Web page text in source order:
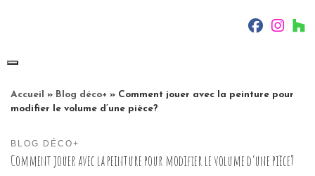
fab fa-
fab
Accueil » Blog déco+ » Comment jouer avec la peinture pour
modifier le volume d’une pièce?
BLOG DÉCO+
Comment jouer avec la peinture pour modifier le volume d’une pièce?